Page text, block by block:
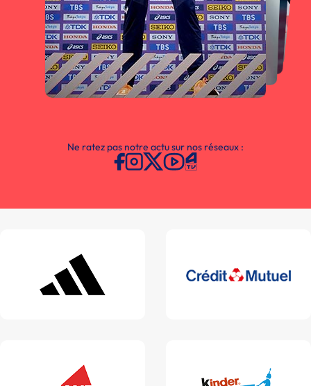
Ne ratez pas notre actu sur nos réseaux :